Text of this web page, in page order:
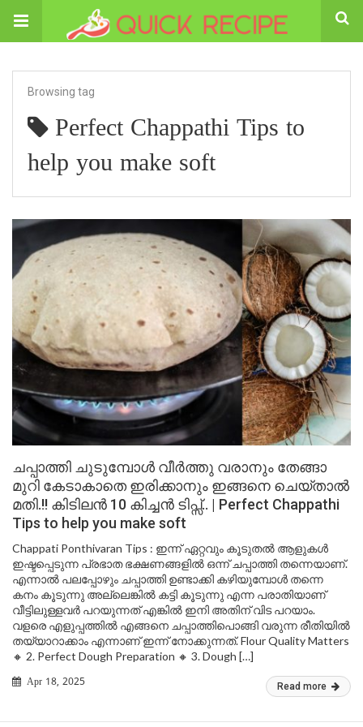
Browsing tag
Perfect Chappathi Tips to
help you make soft
ചപ്പാത്തി ചുടുമ്പോൾ വീർത്തു വരാനും തേങ്ങാ
മുറി കേടാകാതെ ഇരിക്കാനും ഇങ്ങനെ ചെയ്താൽ
മതി.!! കിടിലൻ 10 കിച്ചൻ ടിപ്സ്.. | Perfect Chappathi
Tips to help you make soft
Chappati Ponthivaran Tips : ഇന്ന് ഏറ്റവും കൂടുതൽ ആളുകൾ
ഇഷ്ടപ്പെടുന്ന പ്രഭാത ഭക്ഷണങ്ങളിൽ ഒന്ന് ചപ്പാത്തി തന്നെയാണ്.
എന്നാൽ പലപ്പോഴും ചപ്പാത്തി ഉണ്ടാക്കി കഴിയുമ്പോൾ തന്നെ
കനം കൂടുന്നു അല്ലെങ്കിൽ കട്ടി കൂടുന്നു എന്ന പരാതിയാണ്
വീട്ടിലുള്ളവർ പറയുന്നത് എങ്കിൽ ഇനി അതിന് വിട പറയാം.
വളരെ എളുപ്പത്തിൽ എങ്ങനെ ചപ്പാത്തിപൊങ്ങി വരുന്ന രീതിയിൽ
തയ്യാറാക്കാം എന്നാണ് ഇന്ന് നോക്കുന്നത്. Flour Quality Matters
🔸 2. Perfect Dough Preparation 🔸 3. Dough […]
Apr 18, 2025 Read more